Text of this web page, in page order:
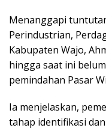
Menanggapi
Perindustrian,
Kabupaten Wajo,
hingga saat ini
pemindahan Pasar
Ia menjelaskan,
tahap identifikasi